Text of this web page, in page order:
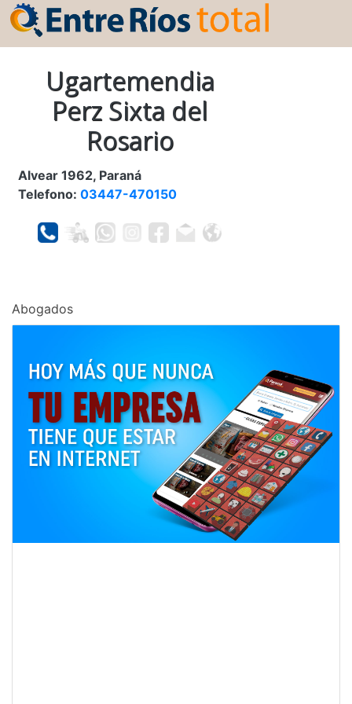
Ugartemendia
Perz Sixta del
Rosario
Alvear 1962, Paraná
Telefono: 03447-470150
Abogados